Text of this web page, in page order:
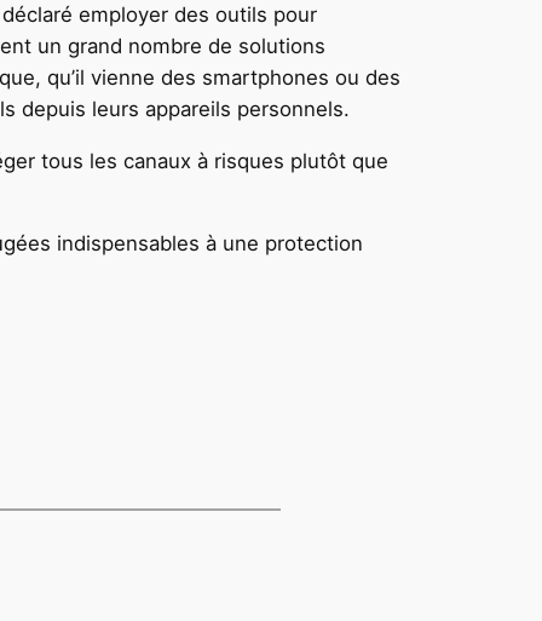
employer des outils pour
un grand nombre de solutions
qu’il vienne des smartphones ou des
depuis leurs appareils personnels.
tous les canaux à risques plutôt que
indispensables à une protection